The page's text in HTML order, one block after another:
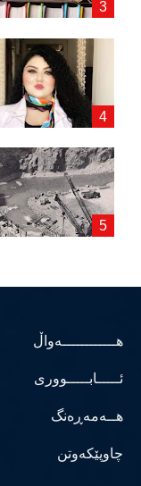
هــــــــــــەواڵ
ئـــــابـــــووری
هــەمەڕەنگ
چاوپێکەوتن